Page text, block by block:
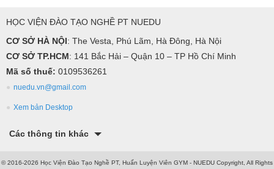
HỌC VIỆN ĐÀO TẠO NGHỀ PT NUEDU
CƠ SỞ HÀ NỘI: The Vesta, Phú Lãm, Hà Đông, Hà Nội
CƠ SỞ TP.HCM: 141 Bắc Hải – Quận 10 – TP Hồ Chí Minh
Mã số thuế: 0109536261
nuedu.vn@gmail.com
Xem bản Desktop
Các thông tin khác
© 2016-2026 Học Viện Đào Tạo Nghề PT, Huấn Luyện Viên GYM - NUEDU Copyright, All Rights